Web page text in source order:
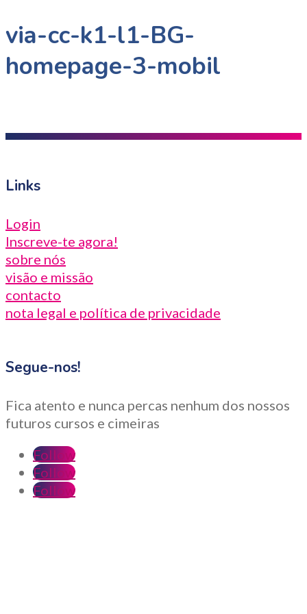
via-cc-k1-l1-BG-
homepage-3-mobil
Links
Login
Inscreve-te agora!
sobre nós
visão e missão
contacto
nota legal e política de privacidade
Segue-nos!
Fica atento e nunca percas nenhum dos nossos
futuros cursos e cimeiras
Follow
Follow
Follow